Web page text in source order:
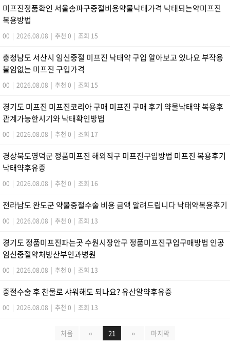
미프진정품확인 서울송파구중절비용약물낙태가격 낙태되는약미프진
복용방법
00 | 2026.08.08 | 추천 0 | 조회 15
충청남도 서산시 임신중절 미프진 낙태약 구입 알아보고 있나요 부작용
불임없는 미프진 구입가격
00 | 2026.08.08 | 추천 0 | 조회 15
경기도 미프진 미프진코리아 구매 미프진 구매 후기 약물낙태약 복용후
관계가능한시기와 낙태확인방법
00 | 2026.08.08 | 추천 0 | 조회 17
경상북도영덕군 정품미프진 해외직구 미프진구입방법 미프진 복용후기
낙태약후유증
00 | 2026.08.08 | 추천 0 | 조회 16
전라남도 완도군 약물중절수술 비용 금액 알려드립니다 낙태약복용후기
00 | 2026.08.08 | 추천 0 | 조회 13
경기도 정품미프진파는곳 수원시장안구 정품미프진구입구매방법 인공
임신중절약처방산부인과병원
00 | 2026.08.08 | 추천 0 | 조회 13
중절수술 후 찬물로 샤워해도 되나요? 유산알약후유증
00 | 2026.08.08 | 추천 0 | 조회 13
처음 « 21 » 마지막